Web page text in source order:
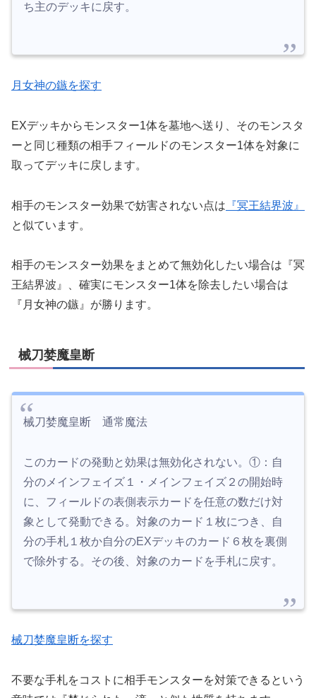
ち主のデッキに戻す。
月女神の鏃を探す
EXデッキからモンスター1体を墓地へ送り、そのモンスタ
ーと同じ種類の相手フィールドのモンスター1体を対象に
取ってデッキに戻します。
相手のモンスター効果で妨害されない点は 『冥王結界波』
と似ています。
相手のモンスター効果をまとめて無効化したい場合は『冥
王結界波』、確実にモンスター1体を除去したい場合は
『月女神の鏃』が勝ります。
械刀婪魔皇断
械刀婪魔皇断 通常魔法
このカードの発動と効果は無効化されない。①：自
分のメインフェイズ１・メインフェイズ２の開始時
に、フィールドの表側表示カードを任意の数だけ対
象として発動できる。対象のカード１枚につき、自
分の手札１枚か自分のEXデッキのカード６枚を裏側
で除外する。その後、対象のカードを手札に戻す。
械刀婪魔皇断を探す
不要な手札をコストに相手モンスターを対策できるという